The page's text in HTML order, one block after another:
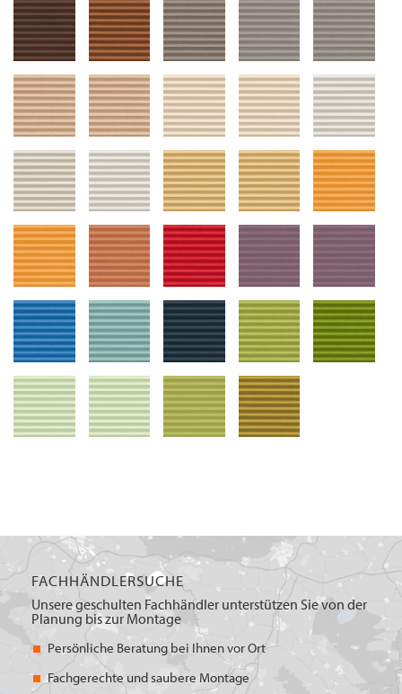
FACHHÄNDLERSUCHE
Unsere geschulten Fachhändler unterstützen Sie von der
Planung bis zur Montage
Persönliche Beratung bei Ihnen vor Ort
Fachgerechte und saubere Montage